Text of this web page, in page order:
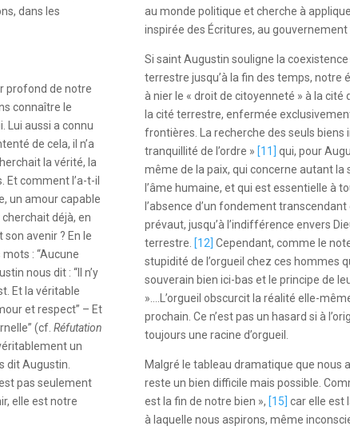
dans les
profond de notre
connaître le
Lui aussi a connu
de cela, il n’a
la vérité, la
Et comment l’a-t-il
un amour capable
déjà, en
avenir ? En le
: “Aucune
nous dit : “Il n’y
Et la véritable
et respect” – Et
(cf. Réfutation
un
dit Augustin.
pas seulement
elle est notre
au monde politique et cherche à
inspirée des Écritures, au gouvernement
Si saint Augustin souligne la
terrestre jusqu’à la fin des temps, notre
à nier le « droit de citoyenneté » à la cité
la cité terrestre, enfermée
frontières. La recherche des seuls
tranquillité de l’ordre » [11]
qui, pour
même de la paix, qui concerne autant la
l’âme humaine, et qui est essentielle à
l’absence d’un fondement
prévaut, jusqu’à l’indifférence envers
terrestre. [12] Cependant, comme le
stupidité de l’orgueil chez ces hommes
souverain bien ici-bas et le principe de
»….
L’orgueil obscurcit la réalité elle-
prochain. Ce n’est pas un hasard si à
toujours une racine d’orgueil.
Malgré le tableau dramatique que nous
reste un bien difficile mais possible.
est la fin de notre bien », [15] car elle est
à laquelle nous aspirons, même